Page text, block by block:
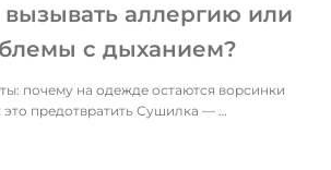
аллергию или
с дыханием?
почему на одежде остаются ворсинки
это предотвратить Сушилка — …